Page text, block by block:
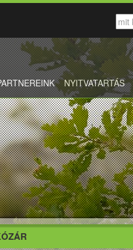
NYITVATARTÁS